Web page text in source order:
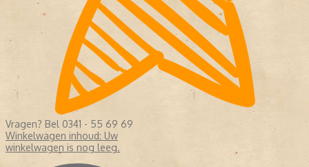
Vragen? Bel 0341 - 55 69 69
Winkelwagen inhoud: Uw
winkelwagen is nog leeg.